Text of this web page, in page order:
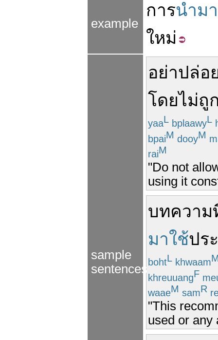
example
การนำม
ใหม่
sample
sentences
อย่าปล่อ
โดยไม่ถู
yaaL bplaawyL
bpaiM dooyM
raiM
"Do not
using it
บทความ
มาใช้ปร
bohtL khwaam
khreuuangF
waaeM samR
"This
used or any